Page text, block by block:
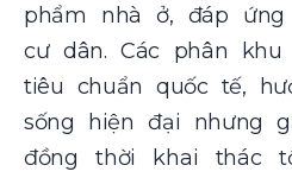
phẩm nhà ở, đáp ứng
cư dân. Các phân
tiêu chuẩn quốc tế,
sống hiện đại nhưng
đồng thời khai thác